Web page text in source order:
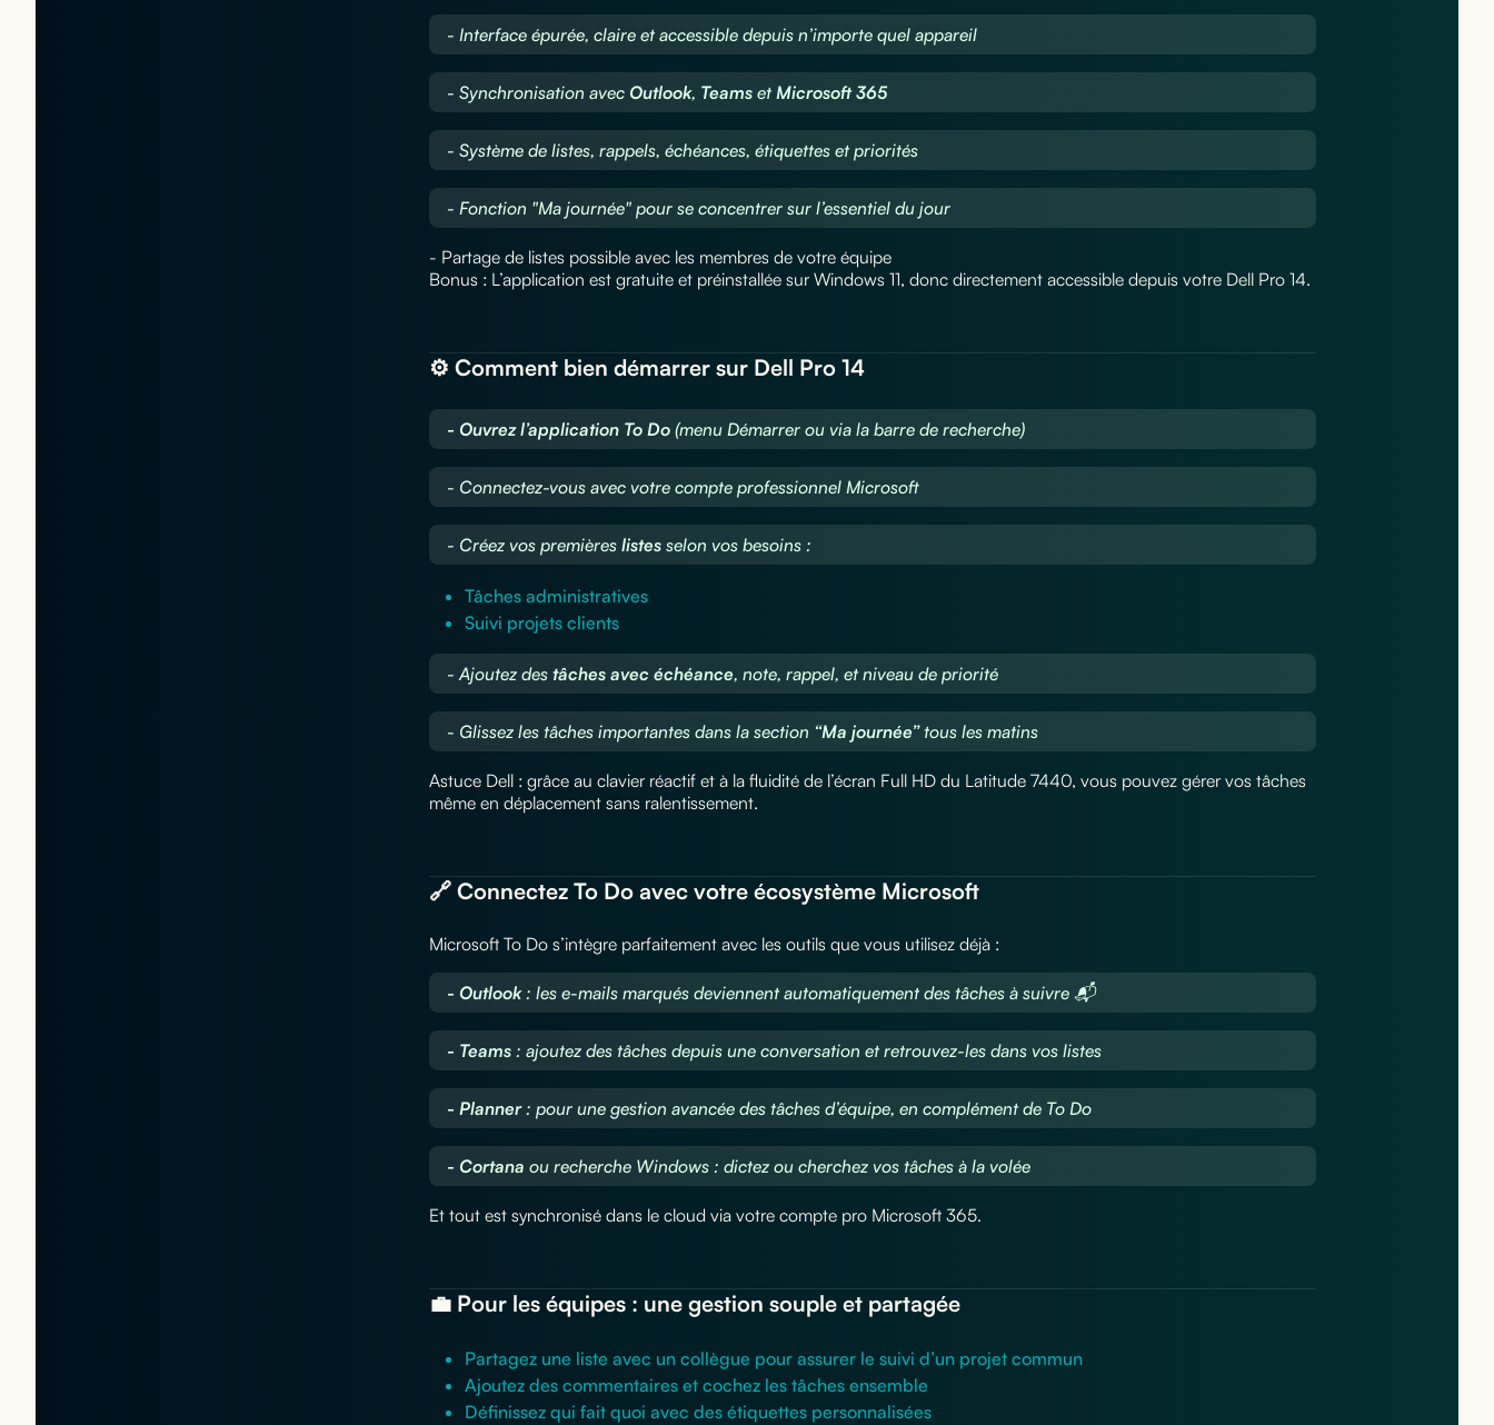
- Interface épurée, claire et accessible depuis n’importe quel appareil
- Synchronisation avec Outlook, Teams etMicrosoft 365
- Système de listes, rappels, échéances, étiquettes et priorités
- Fonction "Ma journée" pour se concentrer sur l’essentiel du jour
- Partage de listes possible avec les membres de votre équipe
Bonus : L’application est gratuite et préinstallée sur Windows 11, donc directement accessible depuis votre Dell Pro 14.
⚙️ Comment bien démarrer sur Dell Pro 14
- Ouvrez l’application To Do (menu Démarrer ou via la barre de recherche)
- Connectez-vous avec votre compte professionnel Microsoft
- Créez vos premières listes selon vos besoins :
Tâches administratives
Suivi projets clients
- Ajoutez des tâches avec échéance, note, rappel, et niveau de priorité
- Glissez les tâches importantes dans la section “Ma journée”tous les matins
Astuce Dell : grâce au clavier réactif et à la fluidité de l’écran Full HD du Latitude 7440, vous pouvez gérer vos tâches
même en déplacement sans ralentissement.
🔗 Connectez To Do avec votre écosystème Microsoft
Microsoft To Do s’intègre parfaitement avec les outils que vous utilisez déjà :
- Outlook: les e-mails marqués deviennent automatiquement des tâches à suivre 📬
- Teams : ajoutez des tâches depuis une conversation et retrouvez-les dans vos listes
- Planner: pour une gestion avancée des tâches d’équipe, en complément de To Do
- Cortana ou recherche Windows : dictez ou cherchez vos tâches à la volée
Et tout est synchronisé dans le cloud via votre compte pro Microsoft 365.
💼 Pour les équipes : une gestion souple et partagée
Partagez une liste avec un collègue pour assurer le suivi d’un projet commun
Ajoutez des commentaires et cochez les tâches ensemble
Définissez qui fait quoi avec des étiquettes personnalisées